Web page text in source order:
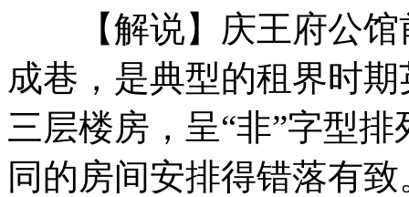
女孩北京地铁殴打老人 痛下狠手拳打脚踢
无痛分娩是否安全 医生回应
外交部：反对强权政治霸凌主义
【解说】庆王府公馆
成巷，是典型的租界时
三层楼房，呈“非”字型
同的房间安排得错落有